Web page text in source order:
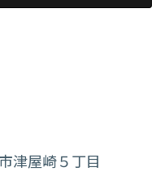
津屋崎５丁目